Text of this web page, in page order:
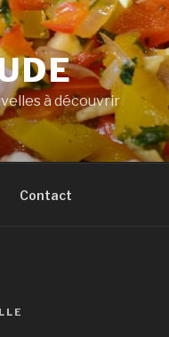
à découvrir
Contact